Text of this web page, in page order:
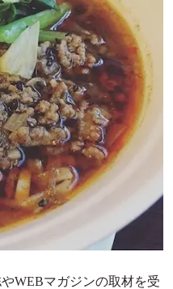
WEBマガジンの取材を受
ル